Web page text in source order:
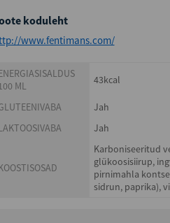
koduleht
www.fentimans.com/
ML
43kcal
Jah
Jah
Karboniseeritud
glükoosisiirup,
pirnimahla
sidrun, paprika),